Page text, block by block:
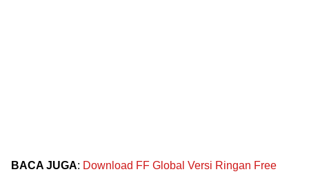
BACA JUGA: Download FF Global Versi Ringan Free